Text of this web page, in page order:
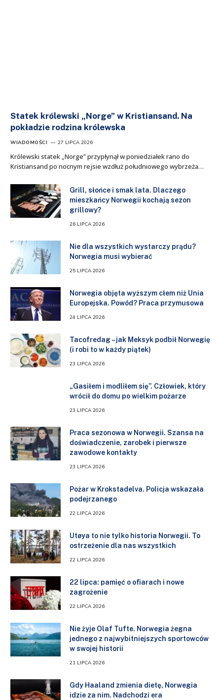
Statek królewski „Norge” w Kristiansand. Na
pokładzie rodzina królewska
WIADOMOŚCI 27 LIPCA 2026
Królewski statek „Norge” przypłynął w poniedziałek rano do
Kristiansand po nocnym rejsie wzdłuż południowego wybrzeża…
Grill, słońce i smak lata. Dlaczego
mieszkańcy Norwegii kochają sezon
grillowy?
26 LIPCA 2026
Nie dla wszystkich wystarczy prądu?
Norwegia musi wybierać
25 LIPCA 2026
Norwegia objęta wyższym cłem niż Unia
Europejska. Powód? Praca przymusowa
24 LIPCA 2026
Tacofredag – jak Meksyk podbił Norwegię
(i robi to w każdy piątek)
23 LIPCA 2026
„Gasiłem i modliłem się”. Człowiek, który
wrócił do domu po wielkim pożarze
23 LIPCA 2026
Praca sezonowa w Norwegii. Szansa na
doświadczenie, zarobek i pierwsze
zawodowe kontakty
23 LIPCA 2026
Pożar w Krokstadelva. Policja wskazała
podejrzanego
22 LIPCA 2026
Utøya to nie tylko historia Norwegii. To
ostrzeżenie dla nas wszystkich
22 LIPCA 2026
22 lipca: pamięć o ofiarach i nowe
zagrożenie
22 LIPCA 2026
Nie żyje Olaf Tufte. Norwegia żegna
jednego z najwybitniejszych sportowców
w swojej historii
21 LIPCA 2026
Gdy Haaland zmienia dietę, Norwegia
idzie za nim. Nadchodzi era